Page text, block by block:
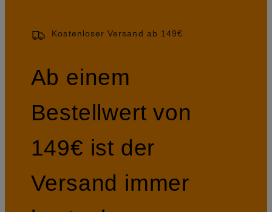
Kostenloser Versand ab 149€
Ab einem
Bestellwert von
149€ ist der
Versand immer